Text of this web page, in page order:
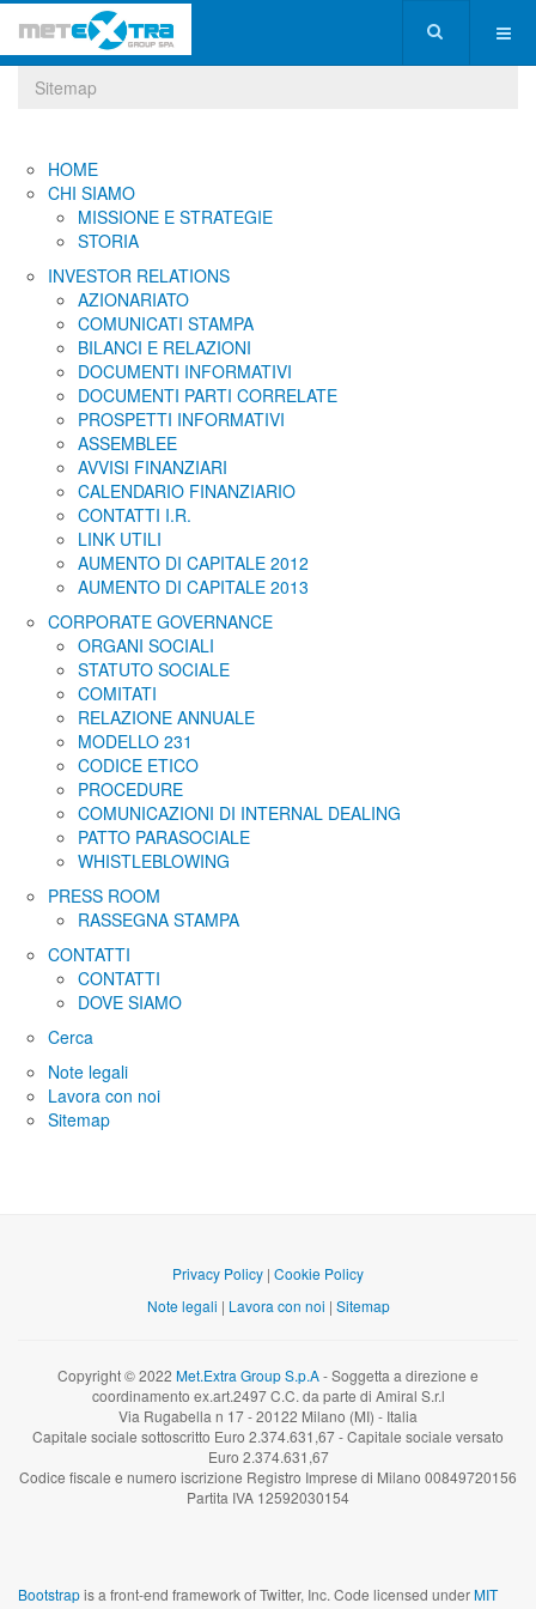
Sitemap
HOME
CHI SIAMO
MISSIONE E STRATEGIE
STORIA
INVESTOR RELATIONS
AZIONARIATO
COMUNICATI STAMPA
BILANCI E RELAZIONI
DOCUMENTI INFORMATIVI
DOCUMENTI PARTI CORRELATE
PROSPETTI INFORMATIVI
ASSEMBLEE
AVVISI FINANZIARI
CALENDARIO FINANZIARIO
CONTATTI I.R.
LINK UTILI
AUMENTO DI CAPITALE 2012
AUMENTO DI CAPITALE 2013
CORPORATE GOVERNANCE
ORGANI SOCIALI
STATUTO SOCIALE
COMITATI
RELAZIONE ANNUALE
MODELLO 231
CODICE ETICO
PROCEDURE
COMUNICAZIONI DI INTERNAL DEALING
PATTO PARASOCIALE
WHISTLEBLOWING
PRESS ROOM
RASSEGNA STAMPA
CONTATTI
CONTATTI
DOVE SIAMO
Cerca
Note legali
Lavora con noi
Sitemap
Privacy Policy | Cookie Policy
Note legali | Lavora con noi | Sitemap
Copyright © 2022 Met.Extra Group S.p.A- Soggetta a direzione e
coordinamento ex.art.2497 C.C. da parte di Amiral S.r.l
Via Rugabella n 17 - 20122 Milano (MI) - Italia
Capitale sociale sottoscritto Euro 2.374.631,67 - Capitale sociale versato
Euro 2.374.631,67
Codice fiscale e numero iscrizione Registro Imprese di Milano 00849720156
Partita IVA 12592030154
Bootstrapis a front-end framework of Twitter, Inc. Code licensed underMIT